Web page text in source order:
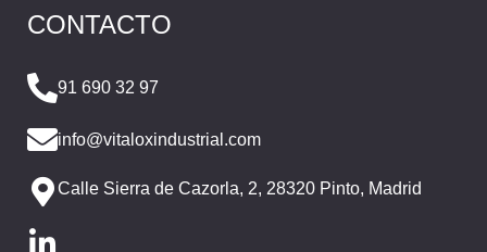
CONTACTO
91 690 32 97
info@vitaloxindustrial.com
Calle Sierra de Cazorla, 2, 28320 Pinto, Madrid